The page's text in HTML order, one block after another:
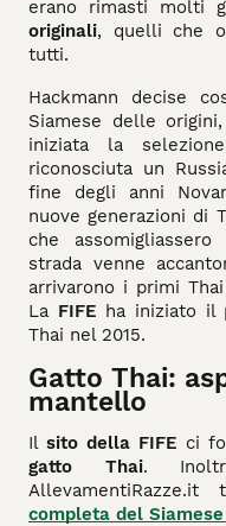
erano rimasti molti
originali, quelli che
tutti.
Hackmann decise
Siamese delle
iniziata la
riconosciuta un
fine degli anni
nuove generazioni di
che
strada venne
arrivarono i primi
La FIFE ha iniziato il
Thai nel 2015.
Gatto Thai:
mantello
Il sito della FIFE ci
gatto Thai.
completa del